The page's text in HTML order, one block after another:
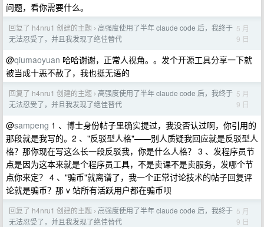
问题，看你需要什么。
回复了 h4nru1 创建的主题 › 高强度使用了半年 claude code 后，我终于
无法忍受了，并且我发现了绝佳替代
5 月
9 日
@qiumaoyuan 哈哈谢谢，正常人视角。。发个开源工具分享一下就
被当成十恶不赦了，我也挺无语的
回复了 h4nru1 创建的主题 › 高强度使用了半年 claude code 后，我终于
无法忍受了，并且我发现了绝佳替代
5 月
9 日
@sampeng 1 、博士身份帖子里确实提过，我没否认过啊，你引用的
那段就是我写的。2 、"反驳型人格"——别人质疑我回应就是反驳型人
格？那你现在写这么长一段反驳我，你是什么人格？ 3 、发程序员节
点是因为这本来就是个程序员工具，不是卖课不是卖服务，发哪个节
点你来定？ 4 、"骗币"就离谱了，我一个正常讨论技术的帖子回复评
论就是骗币？那 v 站所有活跃用户都在骗币呗
回复了 h4nru1 创建的主题 › 高强度使用了半年 claude code 后，我终于
无法忍受了，并且我发现了绝佳替代
5 月
9 日